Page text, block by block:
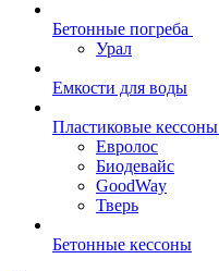
Бетонные погреба
Урал
Емкости для воды
Пластиковые кессоны
Евролос
Биодевайс
GoodWay
Тверь
Бетонные кессоны